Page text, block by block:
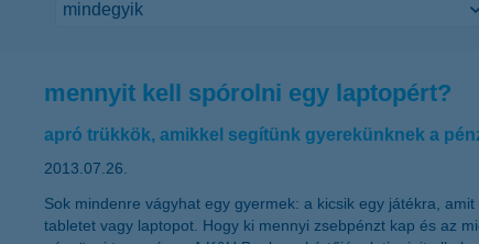
mennyit kell spórolni egy laptopért?
apró trükkök, amikkel segítünk gyerekünknek a
2013.07.26.
Sok mindenre vágyhat egy gyermek: a kicsik egy játékra,
tabletet vagy laptopot. Hogy ki mennyi zsebpénzt kap és az